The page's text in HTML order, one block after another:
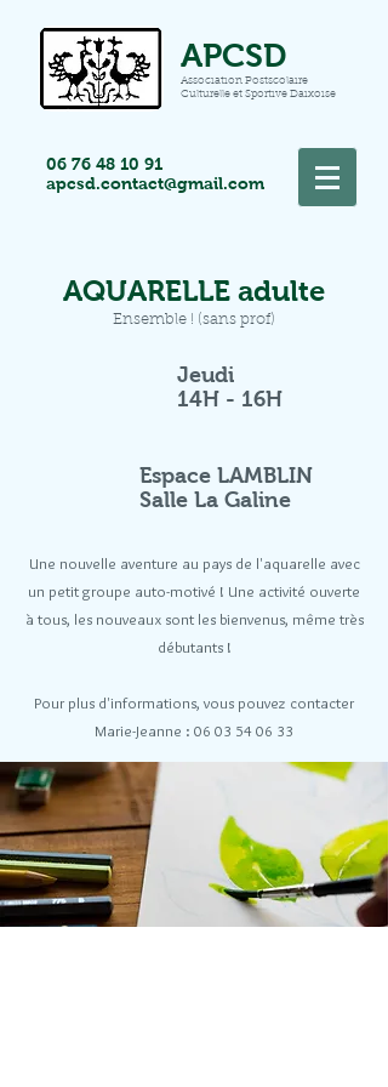
APCSD
Association Postscolaire
Culturelle et Sportive Daixoise
06 76 48 10 91
apcsd.contact@gmail.com
AQUARELLE adulte
Ensemble ! (sans prof)
Jeudi
14H - 16H
Espace LAMBLIN
Salle La Galine
Une nouvelle aventure au pays de l'aquarelle avec
un petit groupe auto-motivé ! Une activité ouverte
à tous, les nouveaux sont les bienvenus, même très
débutants !
Pour plus d'informations, vous pouvez contacter
Marie-Jeanne : 06 03 54 06 33